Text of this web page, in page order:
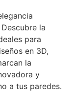
Descubre la
para
en 3D,
la
y
a tus paredes.